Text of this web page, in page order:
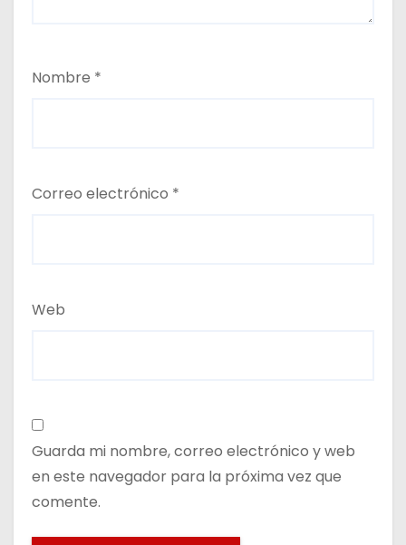
Nombre *
Correo electrónico *
Web
Guarda mi nombre, correo electrónico y web
en este navegador para la próxima vez que
comente.